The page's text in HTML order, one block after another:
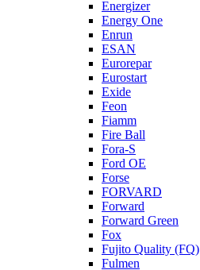
Energizer
Energy One
Enrun
ESAN
Eurorepar
Eurostart
Exide
Feon
Fiamm
Fire Ball
Fora-S
Ford OE
Forse
FORVARD
Forward
Forward Green
Fox
Fujito Quality (FQ)
Fulmen